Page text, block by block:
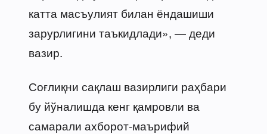
катта масъулият билан ёндашиши
зарурлигини таъкидлади», — деди
вазир.
Соғлиқни сақлаш вазирлиги раҳбари
бу йўналишда кенг қамровли ва
самарали ахборот-маърифий